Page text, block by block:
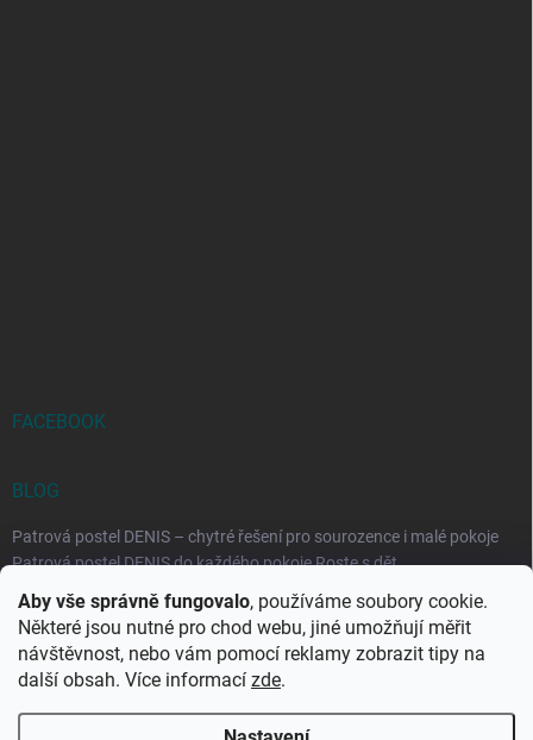
Aby vše správně fungovalo, používáme soubory cookie.
Některé jsou nutné pro chod webu, jiné umožňují měřit
návštěvnost, nebo vám pomocí reklamy zobrazit tipy na
další obsah. Více informací zde.
FACEBOOK
BLOG
Patrová postel DENIS – chytré řešení pro sourozence i malé pokoje
Patrová postel DENIS do každého pokoje Roste s dět...
Rozkládací postele RELAX – ideální řešení pro malé prostory i
každodenní spaní
Rozkládací postel, která se přizpůsobí vašemu živo...